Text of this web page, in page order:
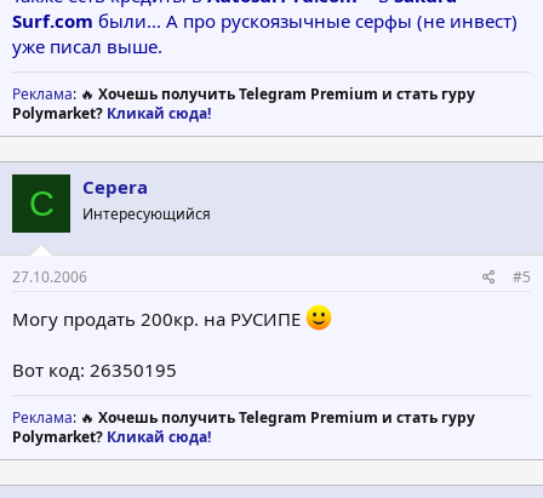
Surf.com были... А про рускоязычные серфы (не инвест)
уже писал выше.
Реклама: 🔥 Хочешь получить Telegram Premium и стать гуру
Polymarket? Кликай сюда!
C Cepera
Интересующийся
27.10.2006 #5
Могу продать 200кр. на РУСИПЕ
Вот код: 26350195
Реклама: 🔥 Хочешь получить Telegram Premium и стать гуру
Polymarket? Кликай сюда!